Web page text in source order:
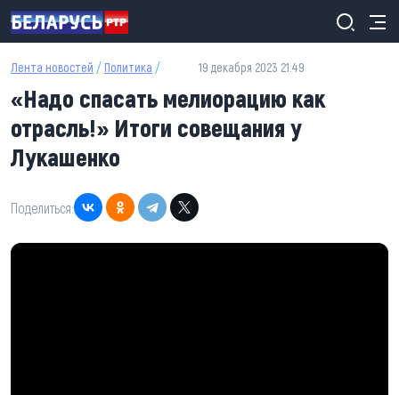
Перейти к основному содержанию
Лента новостей / Политика / 19 декабря 2023 21:49
«Надо спасать мелиорацию как
отрасль!» Итоги совещания у
Лукашенко
Поделиться: